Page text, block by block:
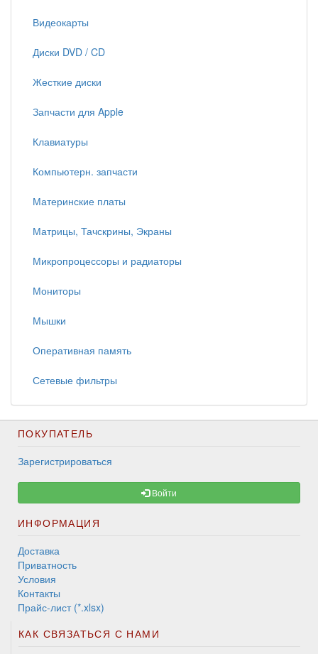
Видеокарты
Диски DVD / CD
Жесткие диски
Запчасти для Apple
Клавиатуры
Компьютерн. запчасти
Материнские платы
Матрицы, Тачскрины, Экраны
Микропроцессоры и радиаторы
Мониторы
Мышки
Оперативная память
Сетевые фильтры
ПОКУПАТЕЛЬ
Зарегистрироваться
Войти
ИНФОРМАЦИЯ
Доставка
Приватность
Условия
Контакты
Прайс-лист (*.xlsx)
КАК СВЯЗАТЬСЯ С НАМИ